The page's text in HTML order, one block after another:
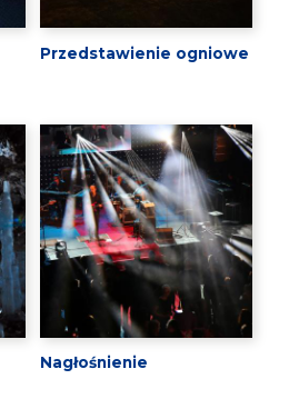
Przedstawienie ogniowe
Nagłośnienie